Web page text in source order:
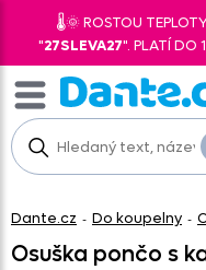
🌡️🌞 ROSTOU
"27SLEVA27". PLATÍ DO
Dante.cz - Do koupelny -
Osuška pončo s